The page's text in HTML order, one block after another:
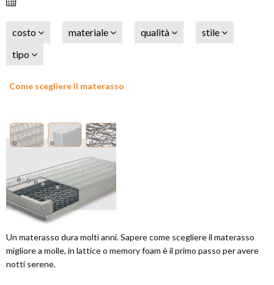
costo materiale qualità
stile
tipo
Come scegliere il materasso
Un materasso dura molti anni. Sapere come scegliere il materasso
migliore a molle, in lattice o memory foam è il primo passo per avere
notti serene.